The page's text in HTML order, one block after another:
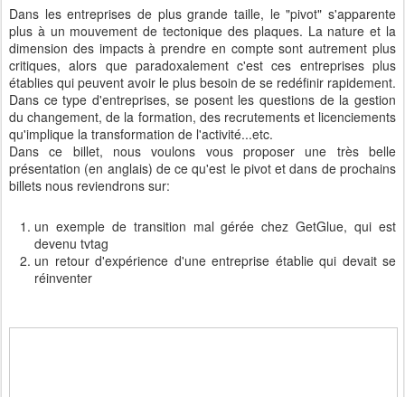
Dans les entreprises de plus grande taille, le "pivot" s'apparente
plus à un mouvement de tectonique des plaques. La nature et la
dimension des impacts à prendre en compte sont autrement plus
critiques, alors que paradoxalement c'est ces entreprises plus
établies qui peuvent avoir le plus besoin de se redéfinir rapidement.
Dans ce type d'entreprises, se posent les questions de la gestion
du changement, de la formation, des recrutements et licenciements
qu'implique la transformation de l'activité...etc.
Dans ce billet, nous voulons vous proposer une très belle
présentation (en anglais) de ce qu'est le pivot et dans de prochains
billets nous reviendrons sur:
un exemple de transition mal gérée chez GetGlue, qui est
devenu tvtag
un retour d'expérience d'une entreprise établie qui devait se
réinventer